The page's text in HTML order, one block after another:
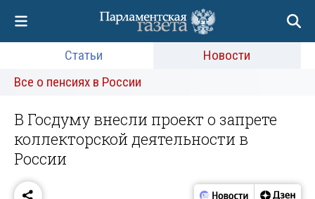
Статьи
Новости
Все о пенсиях в России
В Госдуму внесли проект о запрете
коллекторской деятельности в
России